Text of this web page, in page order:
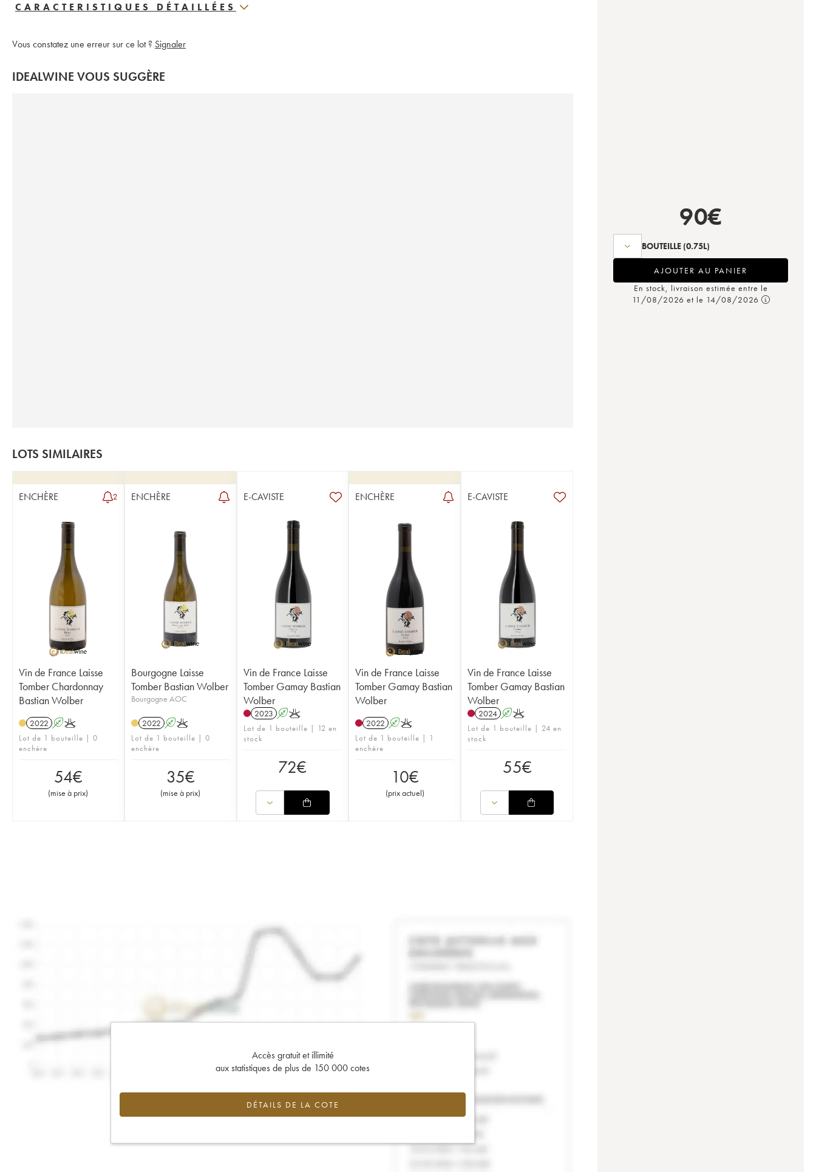
CARACTERISTIQUES DÉTAILLÉES
Vous constatez une erreur sur ce lot ? Signaler
IDEALWINE VOUS SUGGÈRE
LOTS SIMILAIRES
ENCHÈRE 2
Vin de France Laisse
Tomber Chardonnay
Bastian Wolber
2022 AK
Lot de 1 bouteille | 0
enchère
54€
(mise à prix)
ENCHÈRE
Bourgogne Laisse
Tomber Bastian Wolber
Bourgogne AOC
2022 AK
Lot de 1 bouteille | 0
enchère
35€
(mise à prix)
E-CAVISTE
Vin de France Laisse
Tomber Gamay Bastian
Wolber
2023 AK
Lot de 1 bouteille | 12 en
stock
72€
ENCHÈRE
Vin de France Laisse
Tomber Gamay Bastian
Wolber
2022 AK
Lot de 1 bouteille | 1
enchère
10€
(prix actuel)
E-CAVISTE
Vin de France Laisse
Tomber Gamay Bastian
Wolber
2024 AK
Lot de 1 bouteille | 24 en
stock
55€
Accès gratuit et illimité
aux statistiques de plus de 150 000 cotes
DÉTAILS DE LA COTE
90€
BOUTEILLE (0.75L)
AJOUTER AU PANIER
En stock, livraison estimée entre le
11/08/2026 et le 14/08/2026